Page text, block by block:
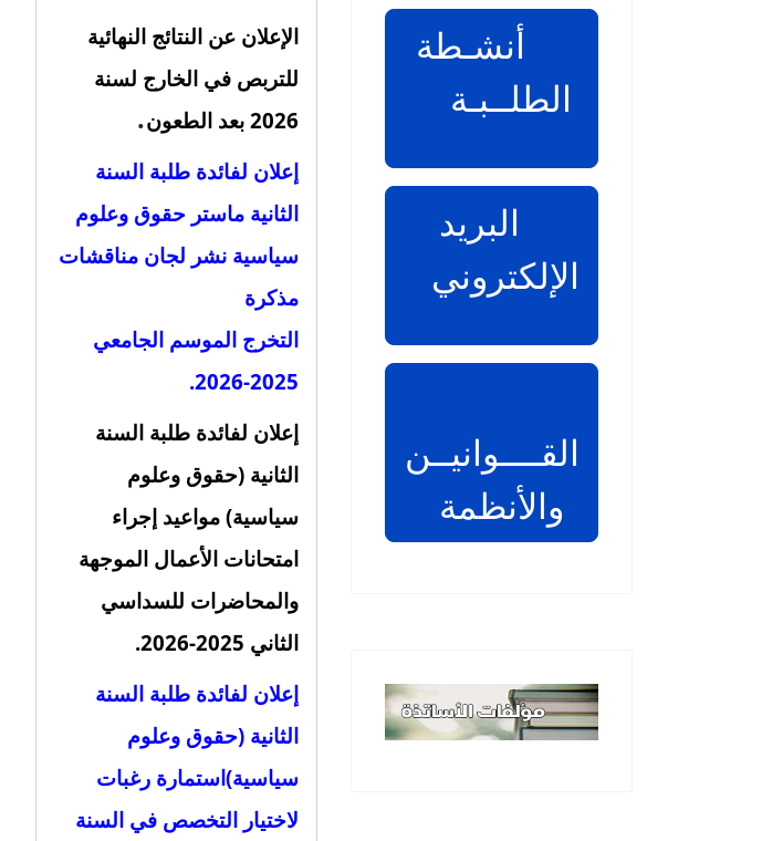
أنشـطة
الطلــبـة
البريد
الإلكتروني
القــــوانيــن
والأنظمة
الإعلان عن النتائج النهائية
للتربص في الخارج لسنة
2026 بعد الطعون
.
إعلان لفائدة طلبة السنة
الثانية ماستر حقوق وعلوم
سياسية نشر لجان مناقشات
مذكرة
التخرج الموسم الجامعي
2025-2026
.
إعلان لفائدة طلبة السنة
الثانية (حقوق وعلوم
سياسية) مواعيد إجراء
امتحانات الأعمال الموجهة
والمحاضرات للسداسي
الثاني 2025-2026.
إعلان لفائدة طلبة السنة
الثانية (حقوق وعلوم
سياسية)استمارة رغبات
لاختيار التخصص في السنة